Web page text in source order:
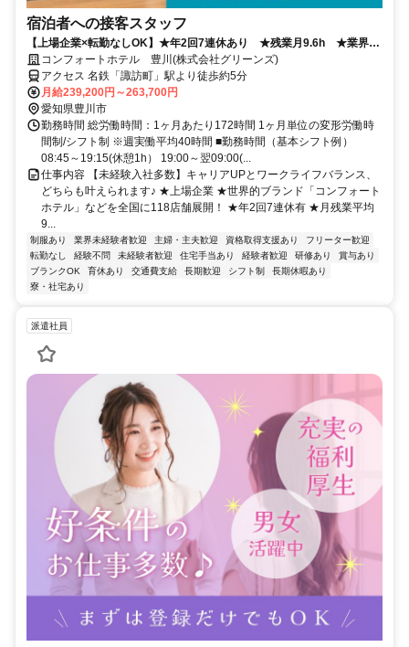
宿泊者への接客スタッフ
【上場企業×転勤なしOK】★年2回7連休あり ★残業月9.6h ★業界ト
ップクラスの働きやすさが魅力
コンフォートホテル 豊川(株式会社グリーンズ)
アクセス 名鉄「諏訪町」駅より徒歩約5分
月給239,200円～263,700円
愛知県豊川市
勤務時間 総労働時間：1ヶ月あたり172時間 1ヶ月単位の変形労働時
間制/シフト制 ※週実働平均40時間 ■勤務時間（基本シフト例）
08:45～19:15(休憩1h） 19:00～翌09:00(...
仕事内容 【未経験入社多数】キャリアUPとワークライフバランス、
どちらも叶えられます♪ ★上場企業 ★世界的ブランド「コンフォート
ホテル」などを全国に118店舗展開！ ★年2回7連休有 ★月残業平均
9...
制服あり 業界未経験者歓迎 主婦・主夫歓迎 資格取得支援あり
フリーター歓迎
転勤なし
経験不問 未経験者歓迎 住宅手当あり 経験者歓迎 研修あり
賞与あり
ブランクOK
育休あり 交通費支給 長期歓迎 シフト制
長期休暇あり
寮・社宅あり
派遣社員